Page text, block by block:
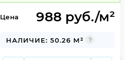
Цена 988 руб./м²
НАЛИЧИЕ: 50.26 М²